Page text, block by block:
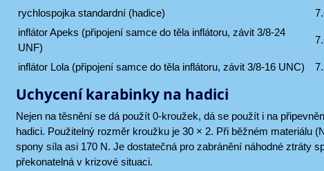
rychlospojka standardní (hadice)
inflátor Apeks (připojení samce do těla inflátoru, závit 3/8-24
UNF)
inflátor Lola (připojení samce do těla inflátoru, závit 3/8-16 UNC)
Uchycení karabinky na hadici
Nejen na těsnění se dá použít 0-kroužek, dá se použít i na
hadici. Použitelný rozměr kroužku je 30 × 2. Při běžném materiálu
spony síla asi 170 N. Je dostatečná pro zabránění náhodné ztráty
překonatelná v krizové situaci.